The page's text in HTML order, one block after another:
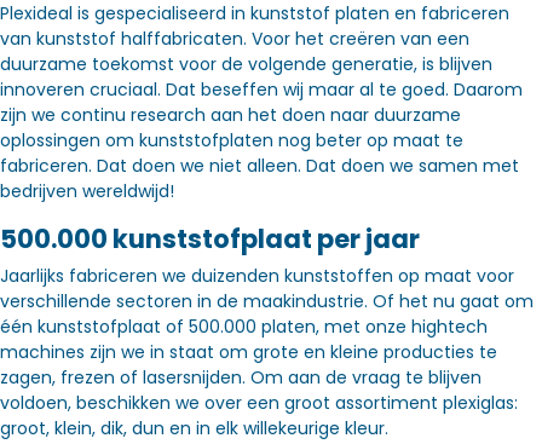
Plexideal is gespecialiseerd in kunststof platen en fabriceren
van kunststof halffabricaten. Voor het creëren van een
duurzame toekomst voor de volgende generatie, is blijven
innoveren cruciaal. Dat beseffen wij maar al te goed. Daarom
zijn we continu research aan het doen naar duurzame
oplossingen om kunststofplaten nog beter op maat te
fabriceren. Dat doen we niet alleen. Dat doen we samen met
bedrijven wereldwijd!
500.000 kunststofplaat per jaar
Jaarlijks fabriceren we duizenden kunststoffen op maat voor
verschillende sectoren in de maakindustrie. Of het nu gaat om
één kunststofplaat of 500.000 platen, met onze hightech
machines zijn we in staat om grote en kleine producties te
zagen, frezen of lasersnijden. Om aan de vraag te blijven
voldoen, beschikken we over een groot assortiment plexiglas:
groot, klein, dik, dun en in elk willekeurige kleur.